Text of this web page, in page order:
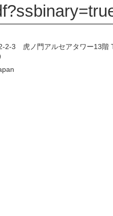
3 虎ノ門アルセアタワー13階